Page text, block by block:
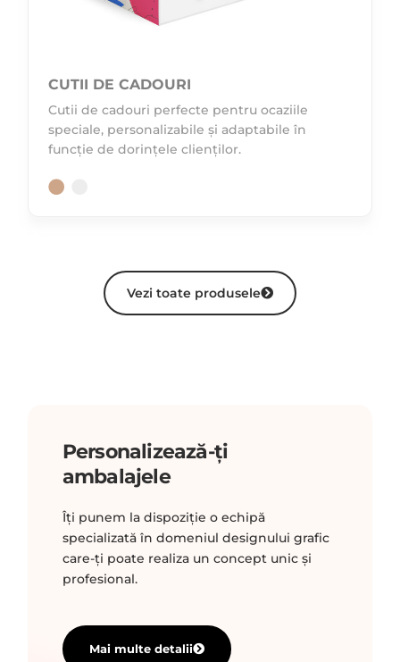
CUTII DE CADOURI
Cutii de cadouri perfecte pentru ocaziile
speciale, personalizabile și adaptabile în
funcție de dorințele clienților.
Vezi toate produsele
Personalizează-ți
ambalajele
Îți punem la dispoziție o echipă
specializată în domeniul designului grafic
care-ți poate realiza un concept unic și
profesional.
Mai multe detalii